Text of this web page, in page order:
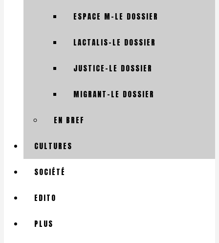
ESPACE M-LE DOSSIER
LACTALIS-LE DOSSIER
JUSTICE-LE DOSSIER
MIGRANT-LE DOSSIER
EN BREF
CULTURES
SOCIÉTÉ
EDITO
PLUS